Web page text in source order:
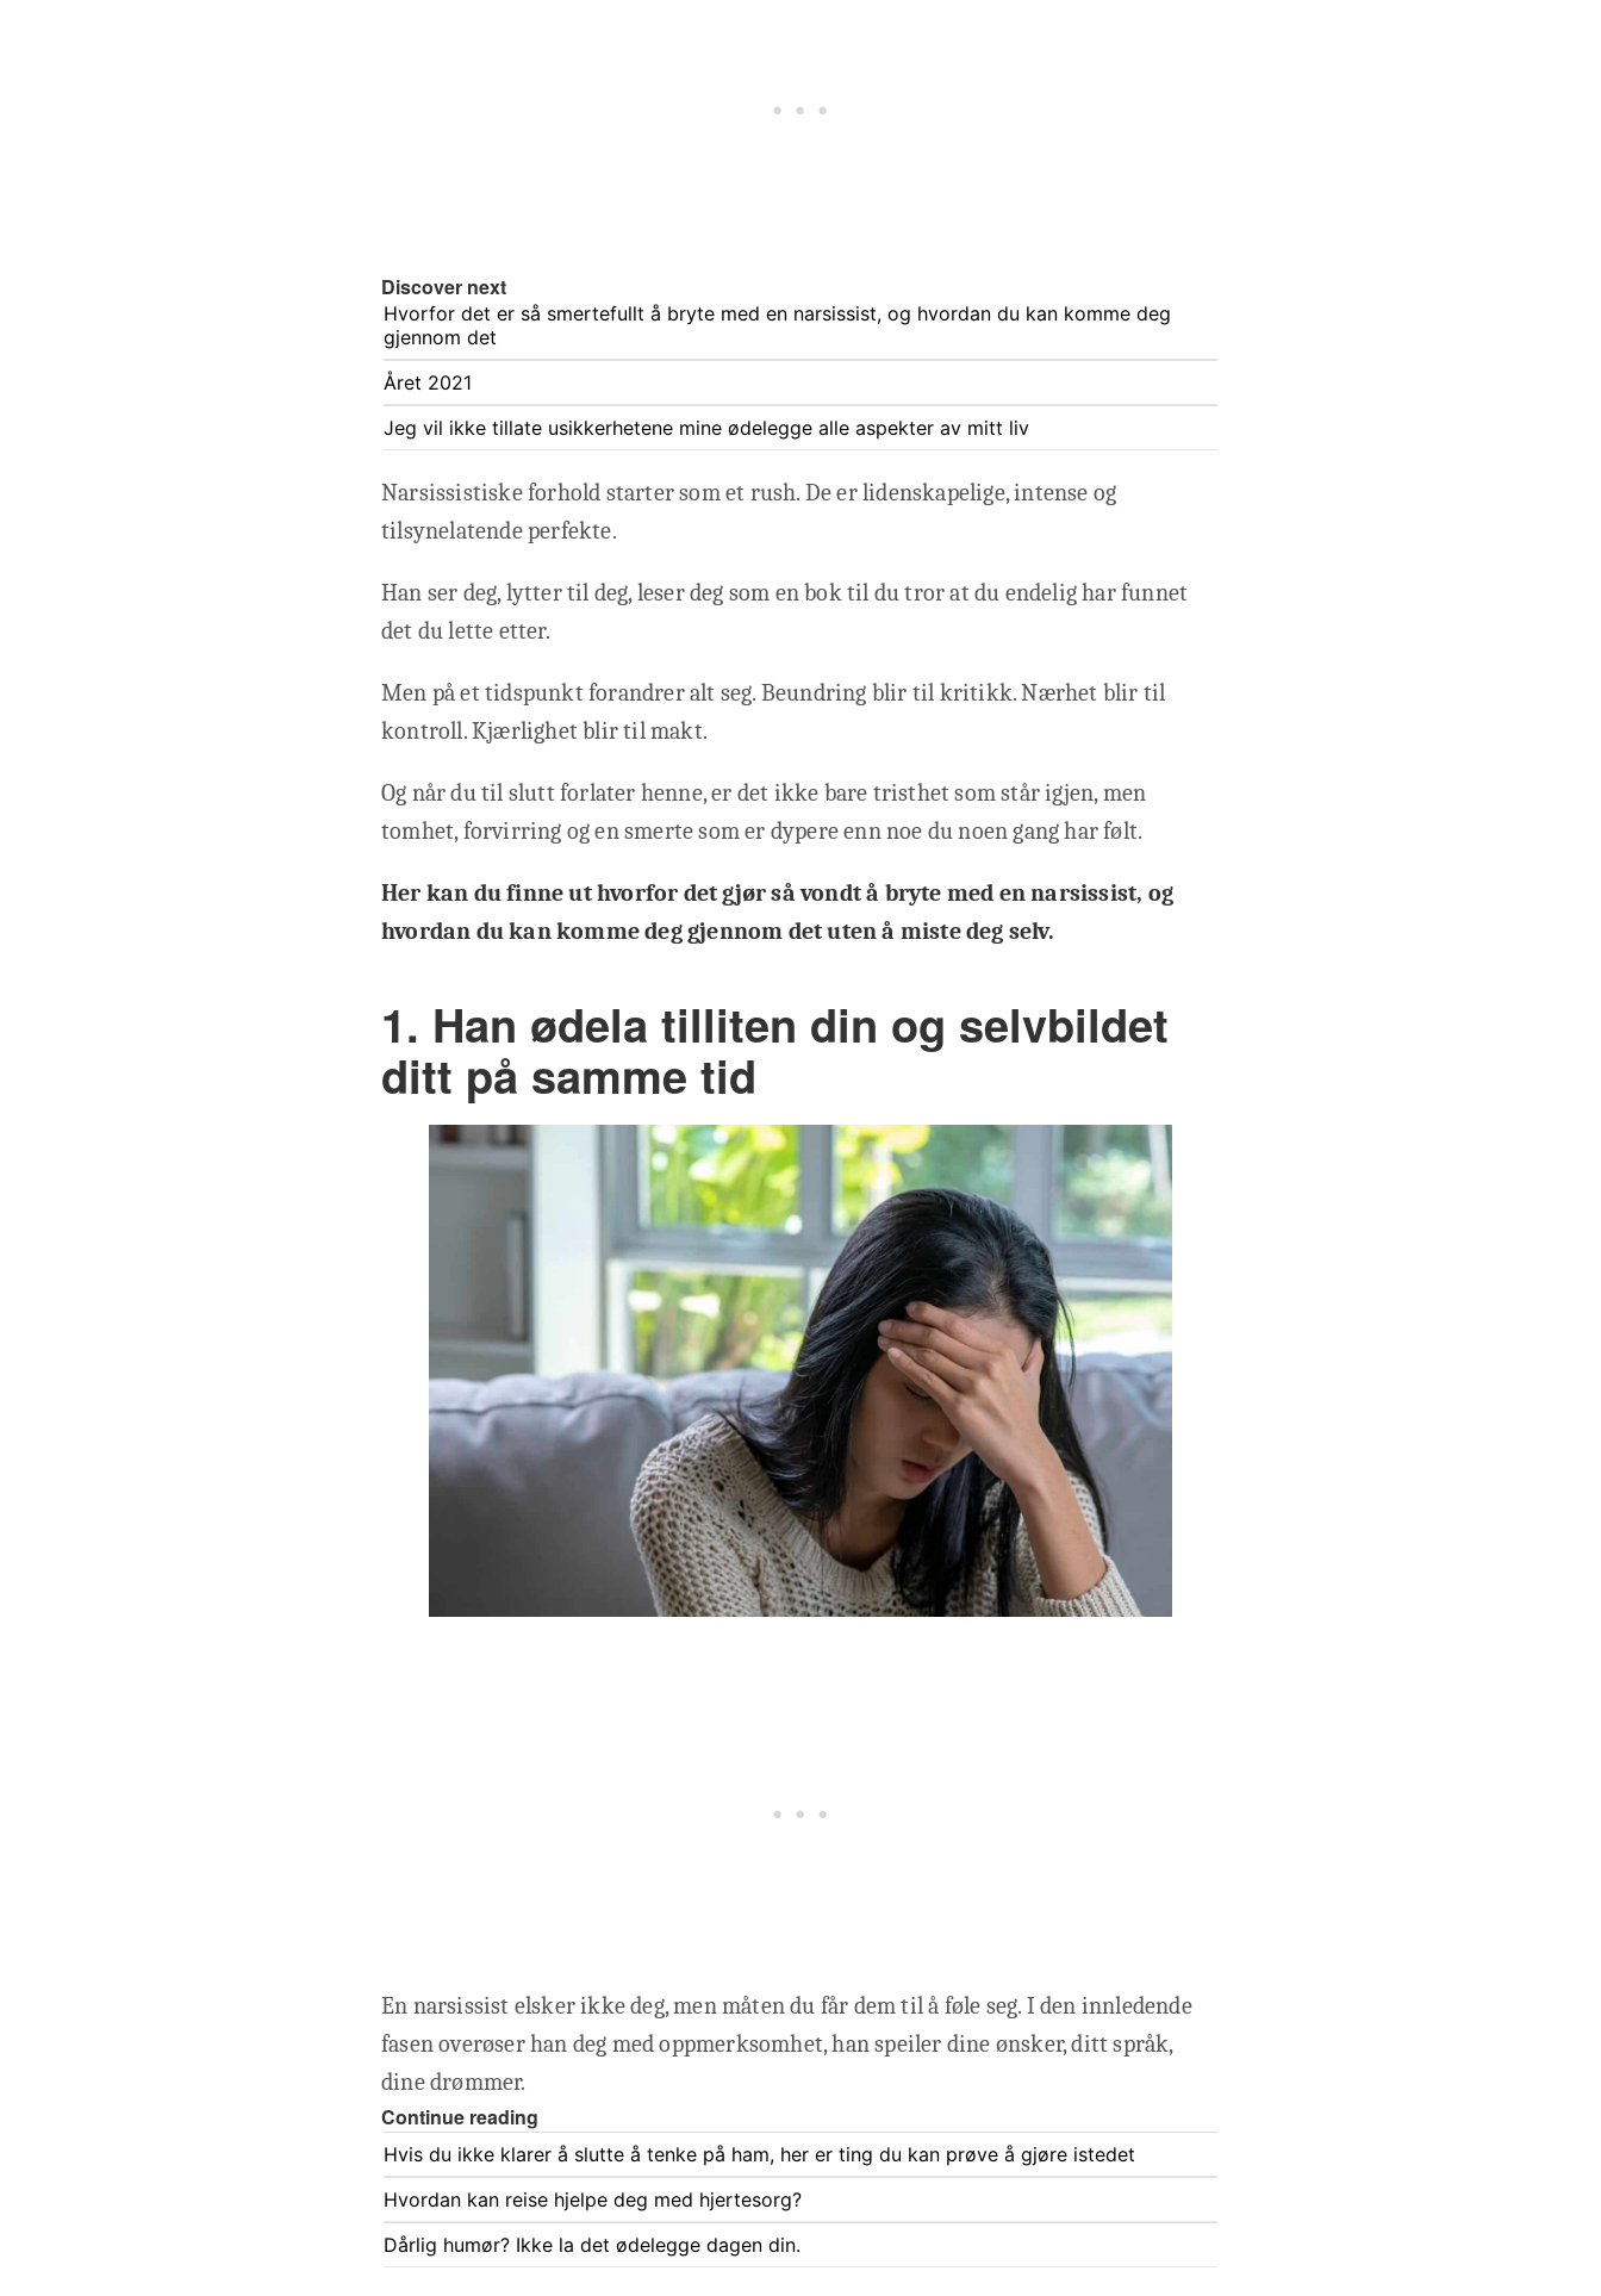
Discover next
Hvorfor det er så smertefullt å bryte med en narsissist, og hvordan du kan komme deg
gjennom det
Året 2021
Jeg vil ikke tillate usikkerhetene mine ødelegge alle aspekter av mitt liv
Narsissistiske forhold starter som et rush. De er lidenskapelige, intense og
tilsynelatende perfekte.
Han ser deg, lytter til deg, leser deg som en bok til du tror at du endelig har funnet
det du lette etter.
Men på et tidspunkt forandrer alt seg. Beundring blir til kritikk. Nærhet blir til
kontroll. Kjærlighet blir til makt.
Og når du til slutt forlater henne, er det ikke bare tristhet som står igjen, men
tomhet, forvirring og en smerte som er dypere enn noe du noen gang har følt.
Her kan du finne ut hvorfor det gjør så vondt å bryte med en narsissist, og
hvordan du kan komme deg gjennom det uten å miste deg selv.
1. Han ødela tilliten din og selvbildet
ditt på samme tid
En narsissist elsker ikke deg, men måten du får dem til å føle seg. I den innledende
fasen overøser han deg med oppmerksomhet, han speiler dine ønsker, ditt språk,
dine drømmer.
Continue reading
Hvis du ikke klarer å slutte å tenke på ham, her er ting du kan prøve å gjøre istedet
Hvordan kan reise hjelpe deg med hjertesorg?
Dårlig humør? Ikke la det ødelegge dagen din.